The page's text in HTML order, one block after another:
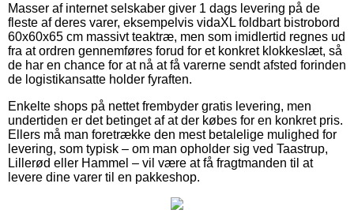
Masser af internet selskaber giver 1 dags levering på de
fleste af deres varer, eksempelvis vidaXL foldbart bistrobord
60x60x65 cm massivt teaktræ, men som imidlertid regnes ud
fra at ordren gennemføres forud for et konkret klokkeslæt, så
de har en chance for at nå at få varerne sendt afsted forinden
de logistikansatte holder fyraften.
Enkelte shops på nettet frembyder gratis levering, men
undertiden er det betinget af at der købes for en konkret pris.
Ellers må man foretrække den mest betalelige mulighed for
levering, som typisk – om man opholder sig ved Taastrup,
Lillerød eller Hammel – vil være at få fragtmanden til at
levere dine varer til en pakkeshop.